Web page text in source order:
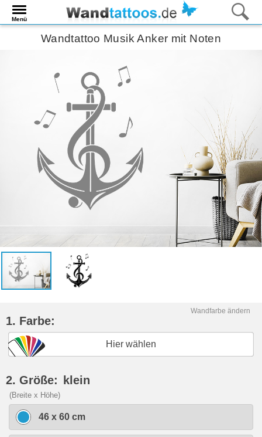
Menü
Wandtattoo Musik Anker mit Noten
Wandfarbe ändern
1. Farbe:
Hier wählen
2. Größe: klein
(Breite x Höhe)
46 x 60 cm